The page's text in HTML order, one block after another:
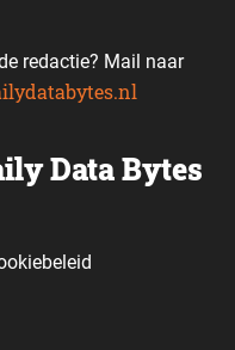
redactie? Mail naar
Data Bytes